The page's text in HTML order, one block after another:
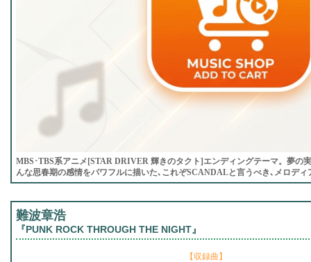
MBS･TBS系アニメ[STAR DRIVER 輝きのタクト]エンディングテーマ。夢の
んな思春期の感情をパワフルに描いた､これぞSCANDALと言うべき､メロディ
難波章浩
『PUNK ROCK THROUGH THE NIGHT』
【収録曲】